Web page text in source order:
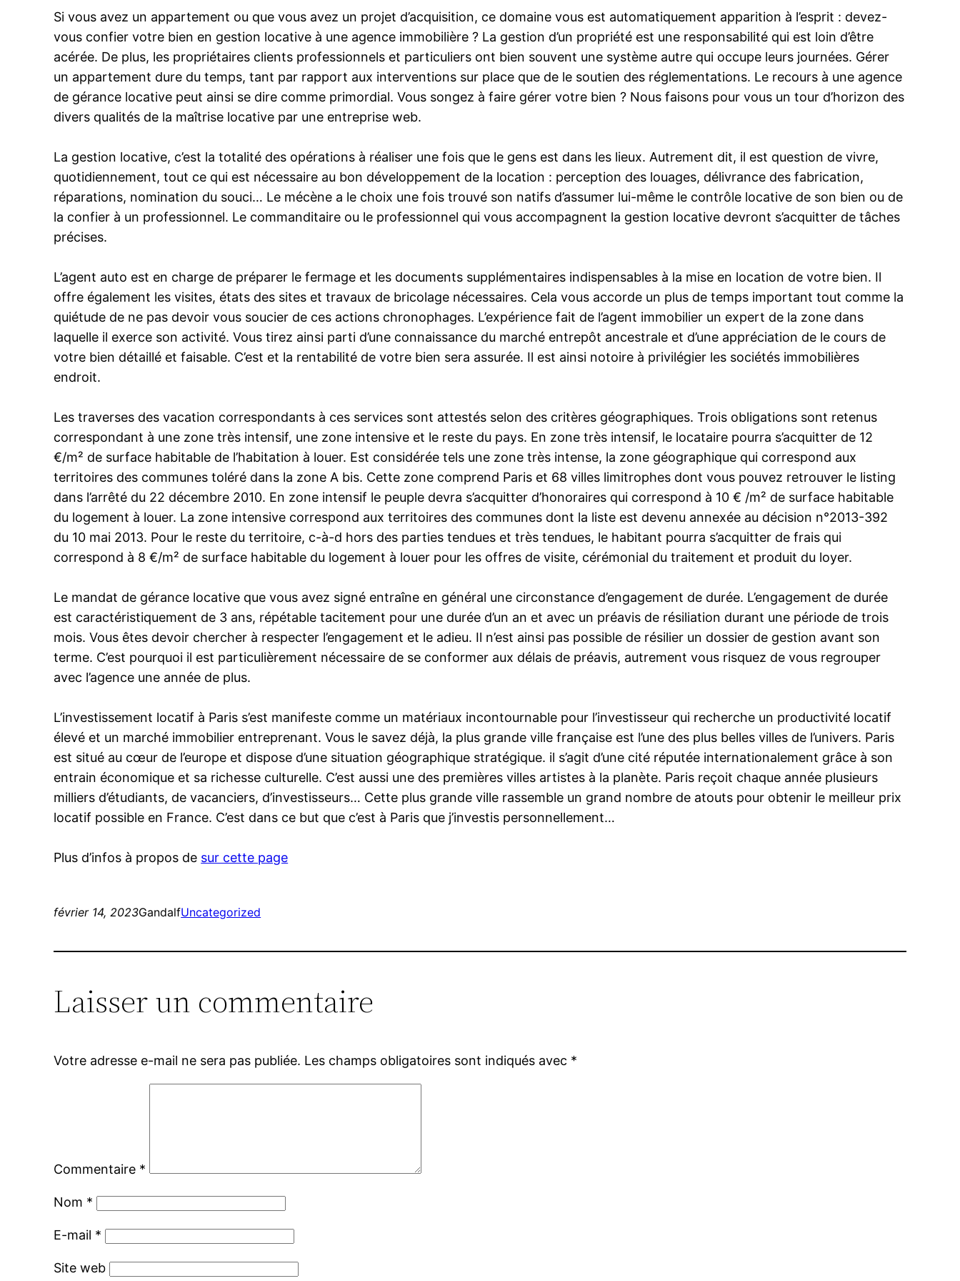
Si vous avez un appartement ou que vous avez un projet d’acquisition, ce domaine vous est automatiquement apparition à l’esprit : devez-
vous confier votre bien en gestion locative à une agence immobilière ? La gestion d’un propriété est une responsabilité qui est loin d’être
acérée. De plus, les propriétaires clients professionnels et particuliers ont bien souvent une système autre qui occupe leurs journées. Gérer
un appartement dure du temps, tant par rapport aux interventions sur place que de le soutien des réglementations. Le recours à une agence
de gérance locative peut ainsi se dire comme primordial. Vous songez à faire gérer votre bien ? Nous faisons pour vous un tour d’horizon des
divers qualités de la maîtrise locative par une entreprise web.
La gestion locative, c’est la totalité des opérations à réaliser une fois que le gens est dans les lieux. Autrement dit, il est question de vivre,
quotidiennement, tout ce qui est nécessaire au bon développement de la location : perception des louages, délivrance des fabrication,
réparations, nomination du souci… Le mécène a le choix une fois trouvé son natifs d’assumer lui-même le contrôle locative de son bien ou de
la confier à un professionnel. Le commanditaire ou le professionnel qui vous accompagnent la gestion locative devront s’acquitter de tâches
précises.
L’agent auto est en charge de préparer le fermage et les documents supplémentaires indispensables à la mise en location de votre bien. Il
offre également les visites, états des sites et travaux de bricolage nécessaires. Cela vous accorde un plus de temps important tout comme la
quiétude de ne pas devoir vous soucier de ces actions chronophages. L’expérience fait de l’agent immobilier un expert de la zone dans
laquelle il exerce son activité. Vous tirez ainsi parti d’une connaissance du marché entrepôt ancestrale et d’une appréciation de le cours de
votre bien détaillé et faisable. C’est et la rentabilité de votre bien sera assurée. Il est ainsi notoire à privilégier les sociétés immobilières
endroit.
Les traverses des vacation correspondants à ces services sont attestés selon des critères géographiques. Trois obligations sont retenus
correspondant à une zone très intensif, une zone intensive et le reste du pays. En zone très intensif, le locataire pourra s’acquitter de 12
€/m² de surface habitable de l’habitation à louer. Est considérée tels une zone très intense, la zone géographique qui correspond aux
territoires des communes toléré dans la zone A bis. Cette zone comprend Paris et 68 villes limitrophes dont vous pouvez retrouver le listing
dans l’arrêté du 22 décembre 2010. En zone intensif le peuple devra s’acquitter d’honoraires qui correspond à 10 € /m² de surface habitable
du logement à louer. La zone intensive correspond aux territoires des communes dont la liste est devenu annexée au décision n°2013-392
du 10 mai 2013. Pour le reste du territoire, c-à-d hors des parties tendues et très tendues, le habitant pourra s’acquitter de frais qui
correspond à 8 €/m² de surface habitable du logement à louer pour les offres de visite, cérémonial du traitement et produit du loyer.
Le mandat de gérance locative que vous avez signé entraîne en général une circonstance d’engagement de durée. L’engagement de durée
est caractéristiquement de 3 ans, répétable tacitement pour une durée d’un an et avec un préavis de résiliation durant une période de trois
mois. Vous êtes devoir chercher à respecter l’engagement et le adieu. Il n’est ainsi pas possible de résilier un dossier de gestion avant son
terme. C’est pourquoi il est particulièrement nécessaire de se conformer aux délais de préavis, autrement vous risquez de vous regrouper
avec l’agence une année de plus.
L’investissement locatif à Paris s’est manifeste comme un matériaux incontournable pour l’investisseur qui recherche un productivité locatif
élevé et un marché immobilier entreprenant. Vous le savez déjà, la plus grande ville française est l’une des plus belles villes de l’univers. Paris
est situé au cœur de l’europe et dispose d’une situation géographique stratégique. il s’agit d’une cité réputée internationalement grâce à son
entrain économique et sa richesse culturelle. C’est aussi une des premières villes artistes à la planète. Paris reçoit chaque année plusieurs
milliers d’étudiants, de vacanciers, d’investisseurs… Cette plus grande ville rassemble un grand nombre de atouts pour obtenir le meilleur prix
locatif possible en France. C’est dans ce but que c’est à Paris que j’investis personnellement…
Plus d’infos à propos de sur cette page
février 14, 2023GandalfUncategorized
Laisser un commentaire
Votre adresse e-mail ne sera pas publiée. Les champs obligatoires sont indiqués avec *
Commentaire *
Nom *
E-mail *
Site web